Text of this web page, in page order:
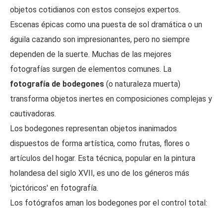
objetos cotidianos con estos consejos expertos.
Escenas épicas como una puesta de sol dramática o un
águila cazando son impresionantes, pero no siempre
dependen de la suerte. Muchas de las mejores
fotografías surgen de elementos comunes. La
fotografía de bodegones (o naturaleza muerta)
transforma objetos inertes en composiciones complejas y
cautivadoras.
Los bodegones representan objetos inanimados
dispuestos de forma artística, como frutas, flores o
artículos del hogar. Esta técnica, popular en la pintura
holandesa del siglo XVII, es uno de los géneros más
'pictóricos' en fotografía.
Los fotógrafos aman los bodegones por el control total: